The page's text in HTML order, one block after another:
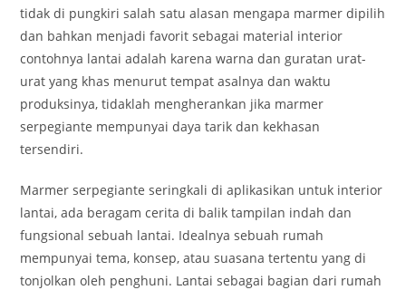
tidak di pungkiri salah satu alasan mengapa marmer dipilih
dan bahkan menjadi favorit sebagai material interior
contohnya lantai adalah karena warna dan guratan urat-
urat yang khas menurut tempat asalnya dan waktu
produksinya, tidaklah mengherankan jika marmer
serpegiante mempunyai daya tarik dan kekhasan
tersendiri.
Marmer serpegiante seringkali di aplikasikan untuk interior
lantai, ada beragam cerita di balik tampilan indah dan
fungsional sebuah lantai. Idealnya sebuah rumah
mempunyai tema, konsep, atau suasana tertentu yang di
tonjolkan oleh penghuni. Lantai sebagai bagian dari rumah